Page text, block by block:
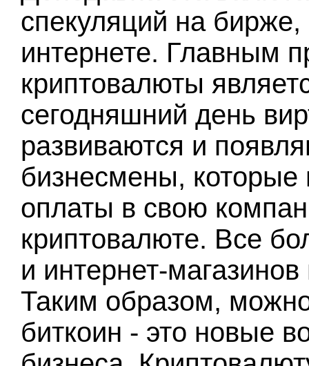
спекуляций на
интернете. Главным
криптовалюты
сегодняшний день
развиваются и
бизнесмены, которые
оплаты в свою
криптовалюте. Все
и интернет-
Таким образом,
биткоин - это новые